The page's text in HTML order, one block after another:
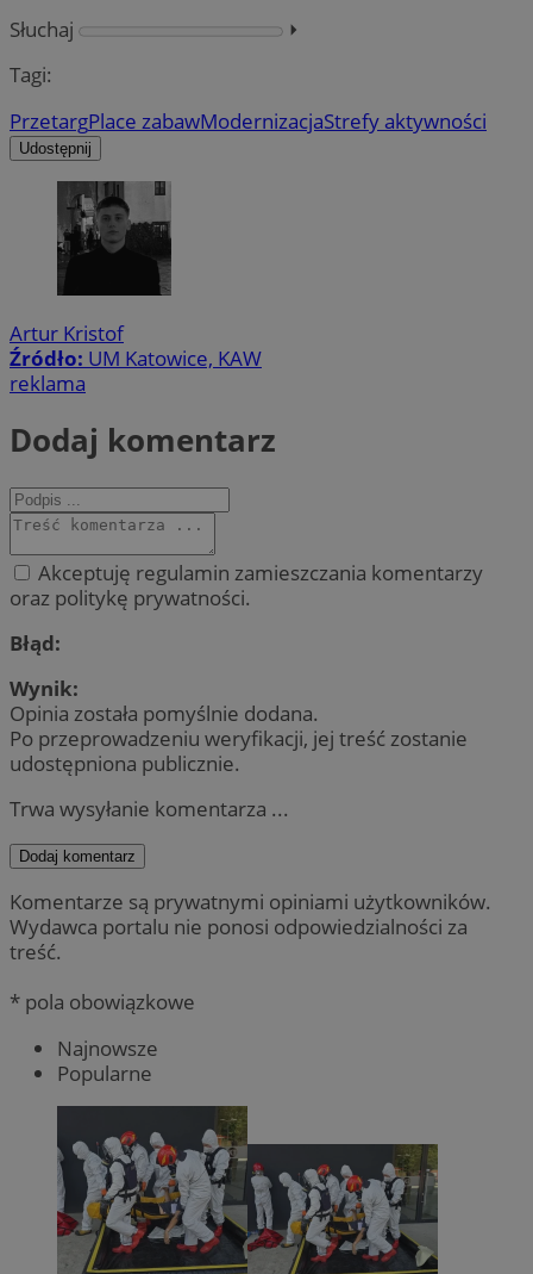
Słuchaj
⏵︎
Tagi:
PrzetargPlace zabawModernizacjaStrefy aktywności
Udostępnij
Artur Kristof
Źródło: UM Katowice, KAW
reklama
Dodaj komentarz
Akceptuję regulamin zamieszczania komentarzy
oraz politykę prywatności.
Błąd:
Wynik:
Opinia została pomyślnie dodana.
Po przeprowadzeniu weryfikacji, jej treść zostanie
udostępniona publicznie.
Trwa wysyłanie komentarza ...
Dodaj komentarz
Komentarze są prywatnymi opiniami użytkowników.
Wydawca portalu nie ponosi odpowiedzialności za
treść.
* pola obowiązkowe
Najnowsze
Popularne